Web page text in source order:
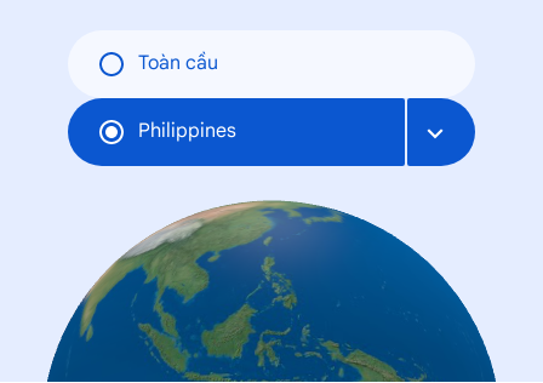
Toàn cầu
Philippines